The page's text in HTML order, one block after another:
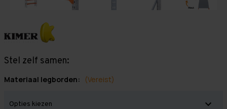
Stel zelf samen:
Materiaal legborden: (Vereist)